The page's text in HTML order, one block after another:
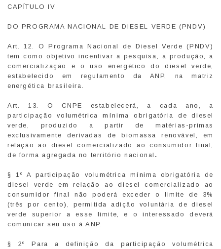
CAPÍTULO IV
DO PROGRAMA NACIONAL DE DIESEL VERDE (PNDV)
Art. 12. O Programa Nacional de Diesel Verde (PNDV)
tem como objetivo incentivar a pesquisa, a produção, a
comercialização e o uso energético do diesel verde,
estabelecido em regulamento da ANP, na matriz
energética brasileira.
Art. 13. O CNPE estabelecerá, a cada ano, a
participação volumétrica mínima obrigatória de diesel
verde, produzido a partir de matérias-primas
exclusivamente derivadas de biomassa renovável, em
relação ao diesel comercializado ao consumidor final,
de forma agregada no território nacional .
§ 1º A participação volumétrica mínima obrigatória de
diesel verde em relação ao diesel comercializado ao
consumidor final não poderá exceder o limite de 3%
(três por cento), permitida adição voluntária de diesel
verde superior a esse limite, e o interessado deverá
comunicar seu uso à ANP.
§ 2º Para a definição da participação volumétrica